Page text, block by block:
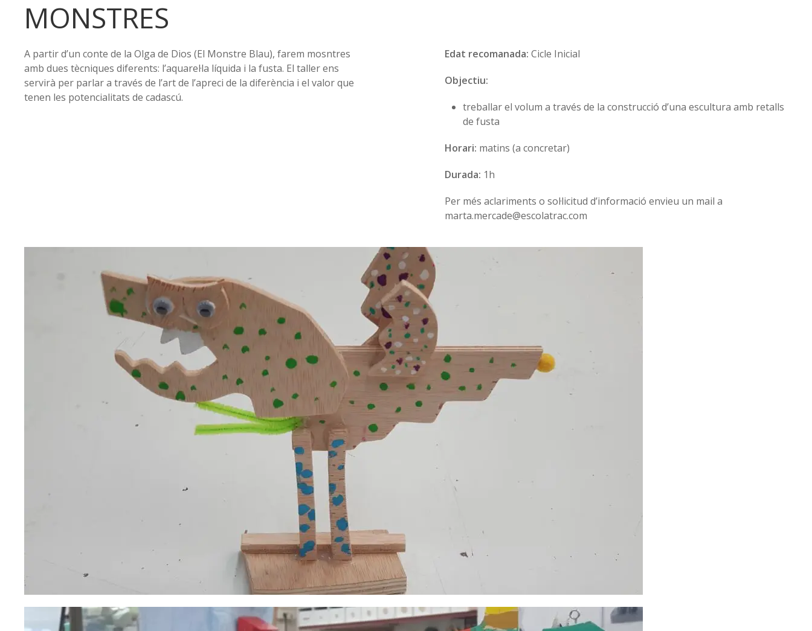
MONSTRES
A partir d’un conte de la Olga de Dios (El Monstre Blau), farem mosntres
amb dues tècniques diferents: l’aquarel·la líquida i la fusta. El taller ens
servirà per parlar a través de l’art de l’apreci de la diferència i el valor que
tenen les potencialitats de cadascú.
Edat recomanada: Cicle Inicial
Objectiu:
treballar el volum a través de la construcció d’una escultura amb retalls
de fusta
Horari: matins (a concretar)
Durada: 1h
Per més aclariments o sol·licitud d’informació envieu un mail a
marta.mercade@escolatrac.com